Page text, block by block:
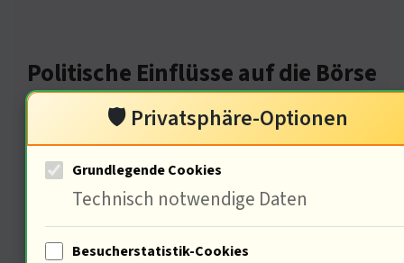
Politische Einflüsse auf die Börse
🛡️ Privatsphäre-Optionen
Grundlegende Cookies
Technisch notwendige Daten
Besucherstatistik-Cookies